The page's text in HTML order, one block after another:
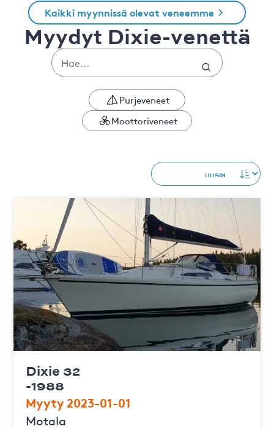
Kaikki myynnissä olevat veneemme
Myydyt Dixie-venettä
Purjeveneet
Moottoriveneet
Dixie 32
-1988
Myyty 2023-01-01
Motala